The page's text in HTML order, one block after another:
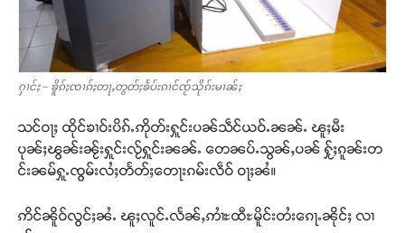
ႁၢင်ႈ – ၶိူၵ်ႈၸၢၵ်ႈတႃႇတွတ်ႈၶႅပ်းၵၢင်ၸႂ်သိုၵ်းမၢၼ်ႈ
သင်ဝႃႈ ထိုင်ၶၢဝ်းပိၵ်ႉဢိုတ်းႁူင်းပၼ်သဵင်ယဝ်ႉၼၼ်ႉ ၽူႈမီး
ပုၼ်ႈၽွၼ်းၼႂ်းႁူင်းလႂ်ႁူင်းၼၼ်ႉ တေၼပ်ႉသွၼ်ႇပၼ် ႁႂ်ႈၵူၼ်းတ
င်းၼမ်ႁူႉၸွမ်းလႆႈတႅတ်ႈတေႃးၵမ်းလဵဝ် ဝႃႈၼႆ။
ဢိင်ၼိူဝ်လွင်ႈၼႆႉ ၽူႈလူင်ႉလႅၼ်ႇဢၢႆႊထီႊမိူင်းတႆးၵေႃႉၼိုင်ႈ လၢ